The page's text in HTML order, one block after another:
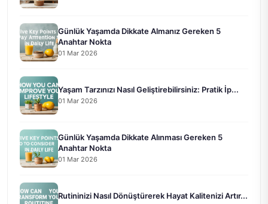
Günlük Yaşamda Dikkate Almanız Gereken 5
Anahtar Nokta
01 Mar 2026
Yaşam Tarzınızı Nasıl Geliştirebilirsiniz: Pratik İp...
01 Mar 2026
Günlük Yaşamda Dikkate Alınması Gereken 5
Anahtar Nokta
01 Mar 2026
Rutininizi Nasıl Dönüştürerek Hayat Kalitenizi Artır...